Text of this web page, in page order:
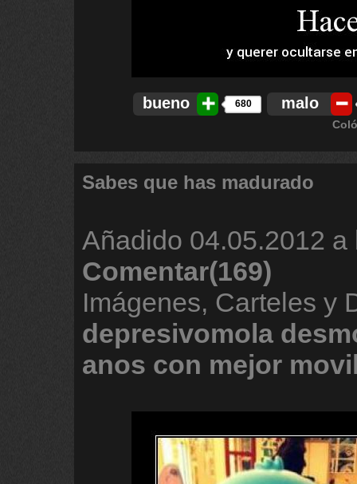
bueno 680 malo
Sabes que has madurado
Añadido 04.05.2012 a
Comentar(169)
Imágenes, Carteles y
depresivomola
anos con mejor